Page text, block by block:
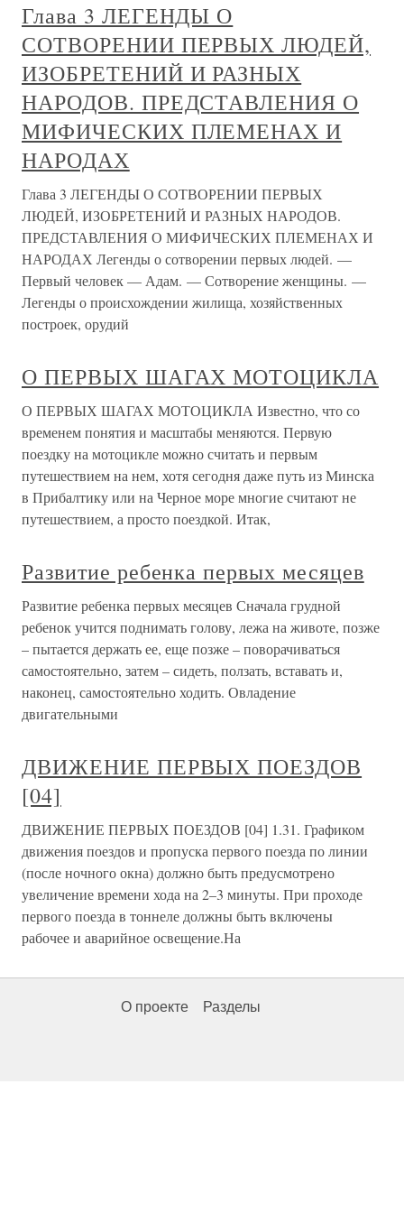
Глава 3 ЛЕГЕНДЫ О
СОТВОРЕНИИ ПЕРВЫХ ЛЮДЕЙ,
ИЗОБРЕТЕНИЙ И РАЗНЫХ
НАРОДОВ. ПРЕДСТАВЛЕНИЯ О
МИФИЧЕСКИХ ПЛЕМЕНАХ И
НАРОДАХ
Глава 3 ЛЕГЕНДЫ О СОТВОРЕНИИ ПЕРВЫХ
ЛЮДЕЙ, ИЗОБРЕТЕНИЙ И РАЗНЫХ НАРОДОВ.
ПРЕДСТАВЛЕНИЯ О МИФИЧЕСКИХ ПЛЕМЕНАХ И
НАРОДАХ Легенды о сотворении первых людей. —
Первый человек — Адам. — Сотворение женщины. —
Легенды о происхождении жилища, хозяйственных
построек, орудий
О ПЕРВЫХ ШАГАХ МОТОЦИКЛА
О ПЕРВЫХ ШАГАХ МОТОЦИКЛА Известно, что со
временем понятия и масштабы меняются. Первую
поездку на мотоцикле можно считать и первым
путешествием на нем, хотя сегодня даже путь из Минска
в Прибалтику или на Черное море многие считают не
путешествием, а просто поездкой. Итак,
Развитие ребенка первых месяцев
Развитие ребенка первых месяцев Сначала грудной
ребенок учится поднимать голову, лежа на животе, позже
– пытается держать ее, еще позже – поворачиваться
самостоятельно, затем – сидеть, ползать, вставать и,
наконец, самостоятельно ходить. Овладение
двигательными
ДВИЖЕНИЕ ПЕРВЫХ ПОЕЗДОВ
[04]
ДВИЖЕНИЕ ПЕРВЫХ ПОЕЗДОВ [04] 1.31. Графиком
движения поездов и пропуска первого поезда по линии
(после ночного окна) должно быть предусмотрено
увеличение времени хода на 2–3 минуты. При проходе
первого поезда в тоннеле должны быть включены
рабочее и аварийное освещение.На
О проекте Разделы